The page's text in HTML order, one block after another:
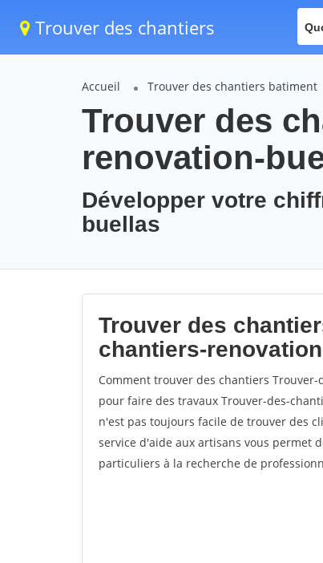
Trouver des chantiers
Accueil Trouver des chantiers batiment
Trouver des
renovation-
Développer votre
buellas
Trouver des
chantiers-
Comment trouver des chantiers
pour faire des travaux Trouver-des-
n'est pas toujours facile de trouver des
service d'aide aux artisans vous permet
particuliers à la recherche de